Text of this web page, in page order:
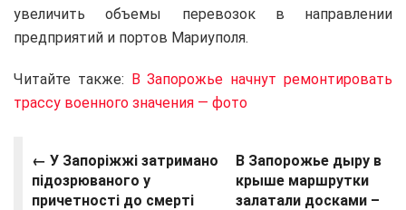
увеличить объемы перевозок в направлении
предприятий и портов Мариуполя.
Читайте также: В Запорожье начнут ремонтировать
трассу военного значения — фото
← У Запоріжжі затримано
підозрюваного у
причетності до смерті
В Запорожье дыру в
крыше маршрутки
залатали досками –